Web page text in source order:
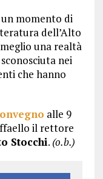
momento di
dell’Alto
una realtà
nei
che hanno
alle 9
il rettore
Stocchi. (o.b.)